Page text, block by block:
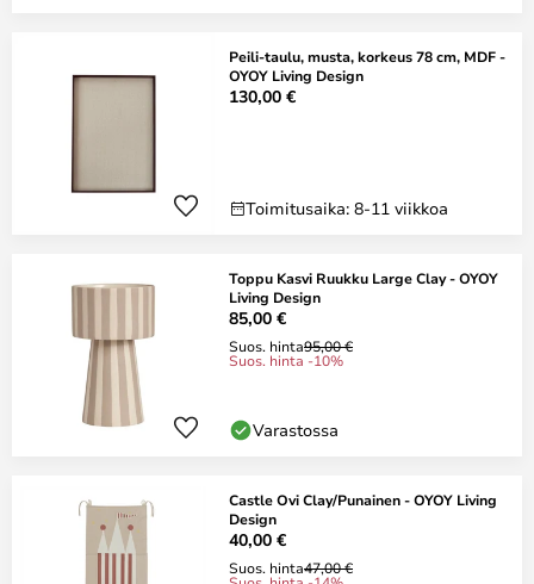
Peili-taulu, musta, korkeus 78 cm, MDF -
OYOY Living Design
130,00 €
Toimitusaika: 8-11 viikkoa
Toppu Kasvi Ruukku Large Clay - OYOY
Living Design
85,00 €
Suos. hinta95,00 €
Suos. hinta -10%
Varastossa
Castle Ovi Clay/Punainen - OYOY Living
Design
40,00 €
Suos. hinta47,00 €